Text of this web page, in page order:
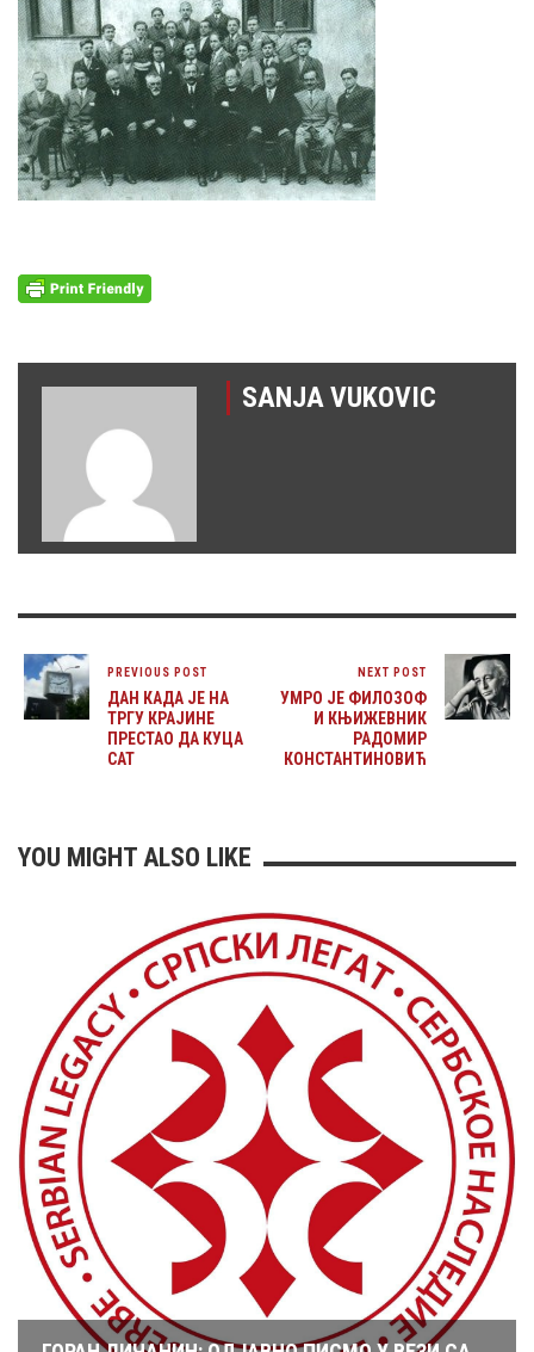
SANJA VUKOVIC
PREVIOUS POST
ДАН КАДА ЈЕ НА
ТРГУ КРАЈИНЕ
ПРЕСТАО ДА КУЦА
САТ
NEXT POST
УМРО ЈЕ ФИЛОЗОФ
И КЊИЖЕВНИК
РАДОМИР
КОНСТАНТИНОВИЋ
YOU MIGHT ALSO LIKE